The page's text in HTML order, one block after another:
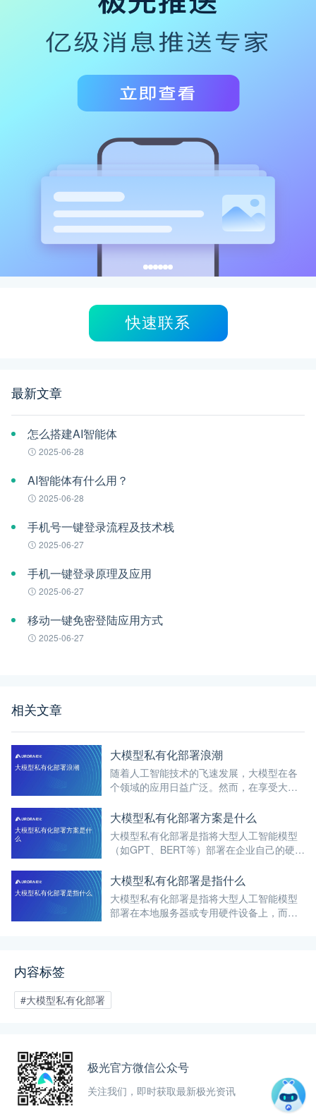
快速联系
最新文章
怎么搭建AI智能体
2025-06-28
AI智能体有什么用？
2025-06-28
手机号一键登录流程及技术栈
2025-06-27
手机一键登录原理及应用
2025-06-27
移动一键免密登陆应用方式
2025-06-27
相关文章
大模型私有化部署浪潮
随着人工智能技术的飞速发展，大模型在各
个领域的应用日益广泛。然而，在享受大模
与隐私保护问题也日益凸显。
大模型私有化部署方案是什么
大模型私有化部署是指将大型人工智能模型
（如GPT、BERT等）部署在企业自己的硬件
务或第三方平台。这种部署方式使得企业能
够完全掌控大模型的使用和运行。
大模型私有化部署是指什么
大模型私有化部署是指将大型人工智能模型
部署在本地服务器或专用硬件设备上，而不
内容标签
#大模型私有化部署
极光官方微信公众号
关注我们，即时获取最新极光资讯 技